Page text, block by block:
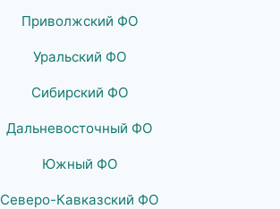
Приволжский ФО
Уральский ФО
Сибирский ФО
Дальневосточный ФО
Южный ФО
Северо-Кавказский ФО